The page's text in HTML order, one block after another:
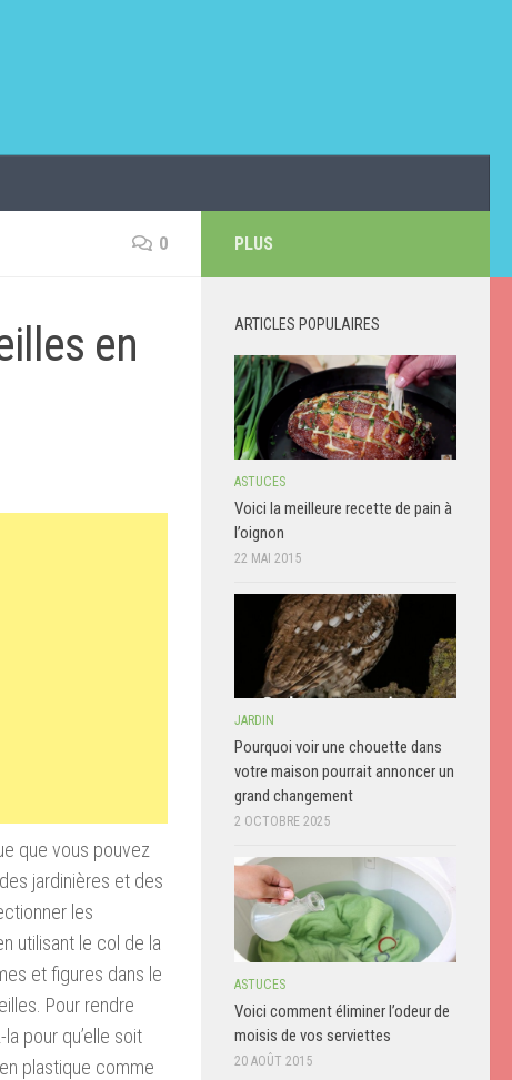
0
en
que vous pouvez
jardinières et des
les
utilisant le col de la
et figures dans le
Pour rendre
pour qu’elle soit
plastique comme
PLUS
ARTICLES POPULAIRES
ASTUCES
Voici la meilleure recette de pain à
l’oignon
22 MAI 2015
JARDIN
Pourquoi voir une chouette dans
votre maison pourrait annoncer un
grand changement
2 OCTOBRE 2025
ASTUCES
Voici comment éliminer l’odeur de
moisis de vos serviettes
20 AOÛT 2015